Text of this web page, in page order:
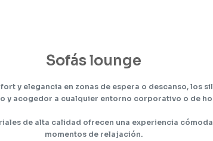
Sofás lounge
y elegancia en zonas de espera o descanso, los
y acogedor a cualquier entorno corporativo o de
de alta calidad ofrecen una experiencia
momentos de relajación.